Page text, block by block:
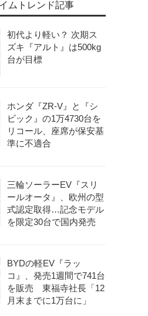
ムトレンド記事
初代より軽い？ 次期ス
ズキ『アルト』は500kg
台が目標
ホンダ『ZR-V』と『シ
ビック』の1万4730台を
リコール、座席が保安基
準に不適合
三輪ソーラーEV『スリ
ールオータ』、欧州の型
式認定取得…記念モデル
を限定30台で国内発売
BYDの軽EV『ラッ
コ』、発売1週間で741台
を販売 東福寺社長「12
月末までに1万台に」